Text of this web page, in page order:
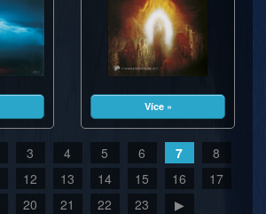
Více »
3 4 5 6 7
8
12 13 14 15 16
17
20 21 22 23 ▶